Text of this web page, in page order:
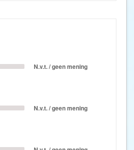
N.v.t. / geen mening
N.v.t. / geen mening